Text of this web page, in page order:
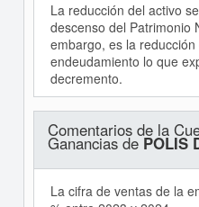
La reducción del activo
descenso del Patrimonio
embargo, es la
endeudamiento lo que
decremento.
Comentarios de la
Ganancias dePOLIS
La cifra de ventas de la